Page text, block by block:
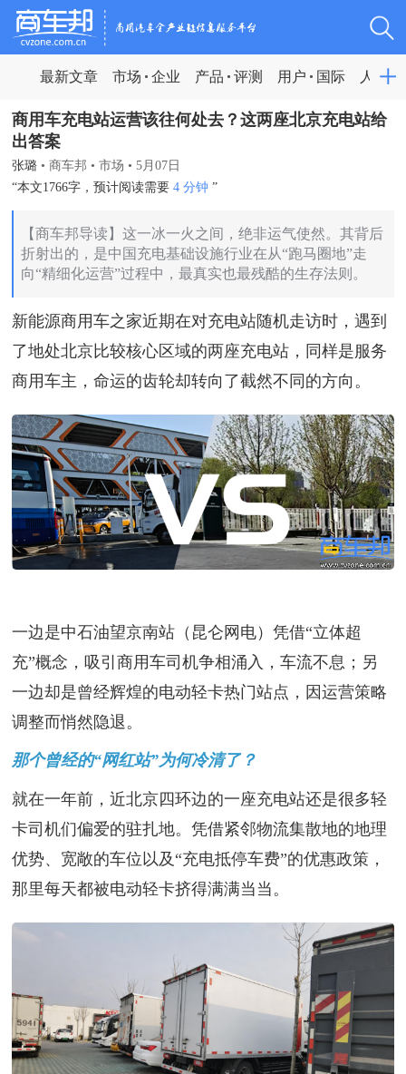
最新文章 市场 企业 产品 评测 用户 国际 人物
商用车充电站运营该往何处去？这两座北京充电站给
出答案
张璐 • 商车邦 • 市场 • 5月07日
“本文1766字，预计阅读需要4 分钟”
【商车邦导读】这一冰一火之间，绝非运气使然。其背后
折射出的，是中国充电基础设施行业在从“跑马圈地”走
向“精细化运营”过程中，最真实也最残酷的生存法则。
新能源商用车之家近期在对充电站随机走访时，遇到
了地处北京比较核心区域的两座充电站，同样是服务
商用车主，命运的齿轮却转向了截然不同的方向。
一边是中石油望京南站（昆仑网电）凭借“立体超
充”概念，吸引商用车司机争相涌入，车流不息；另
一边却是曾经辉煌的电动轻卡热门站点，因运营策略
调整而悄然隐退。
那个曾经的“网红站”为何冷清了？
就在一年前，近北京四环边的一座充电站还是很多轻
卡司机们偏爱的驻扎地。凭借紧邻物流集散地的地理
优势、宽敞的车位以及“充电抵停车费”的优惠政策，
那里每天都被电动轻卡挤得满满当当。